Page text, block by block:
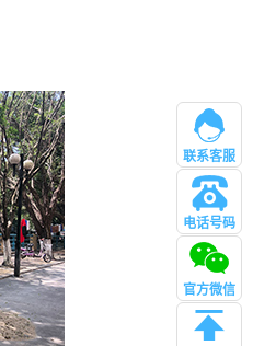
联系客服
电话号码
管理
官方微信